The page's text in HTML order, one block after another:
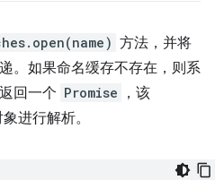
方法，并将
。如果命名缓存不存在，则系
回一个 Promise ，该
进行解析。